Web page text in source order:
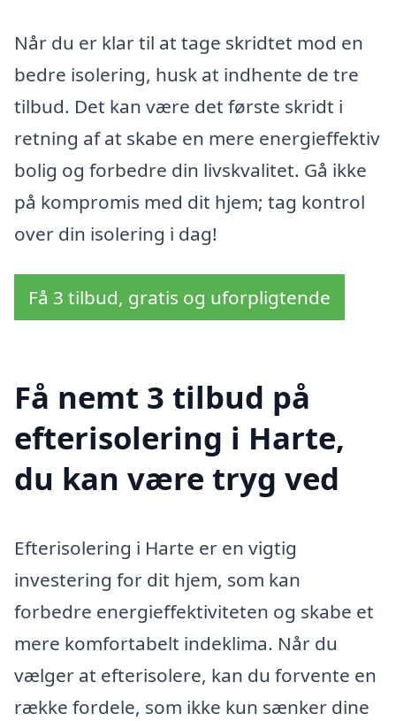
Når du er klar til at tage skridtet mod en
bedre isolering, husk at indhente de tre
tilbud. Det kan være det første skridt i
retning af at skabe en mere energieffektiv
bolig og forbedre din livskvalitet. Gå ikke
på kompromis med dit hjem; tag kontrol
over din isolering i dag!
Få 3 tilbud, gratis og uforpligtende
Få nemt 3 tilbud på
efterisolering i Harte,
du kan være tryg ved
Efterisolering i Harte er en vigtig
investering for dit hjem, som kan
forbedre energieffektiviteten og skabe et
mere komfortabelt indeklima. Når du
vælger at efterisolere, kan du forvente en
række fordele, som ikke kun sænker dine